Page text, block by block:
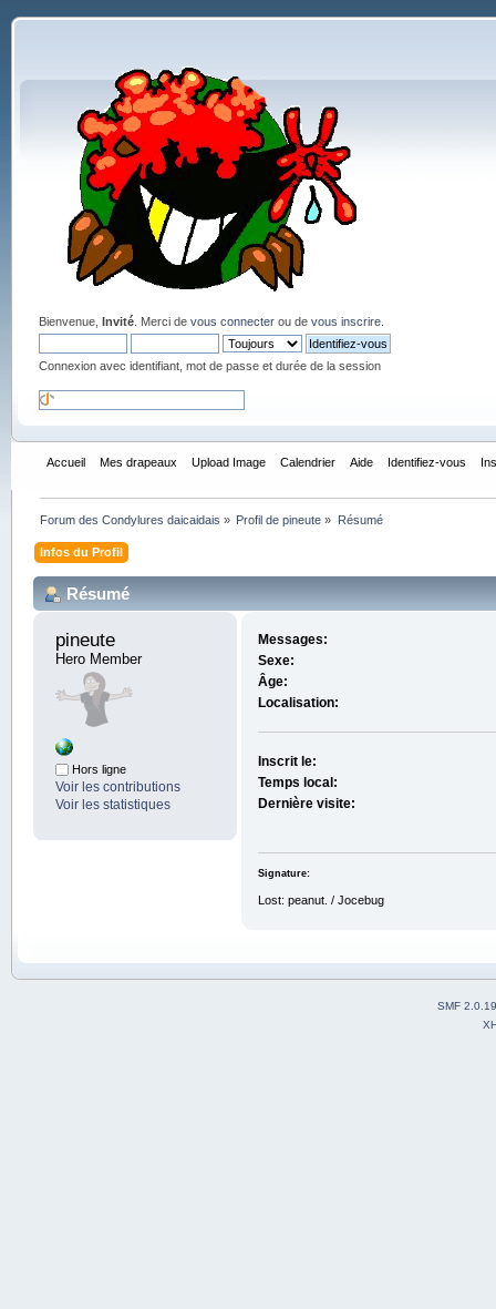
Bienvenue, Invité. Merci de vous connecterou de vous inscrire.
Connexion avec identifiant, mot de passe et durée de la session
Accueil Mes drapeaux Upload Image Calendrier Aide Identifiez-vous
Forum des Condylures daicaidais » Profil de pineute » Résumé
Infos du Profil
Résumé
pineute
Hero Member
Hors ligne
Voir les contributions
Voir les statistiques
Messages:
Sexe:
Âge:
Localisation:
Inscrit le:
Temps local:
Dernière visite:
Signature:
Lost: peanut. / Jocebug
SMF 2.0.19